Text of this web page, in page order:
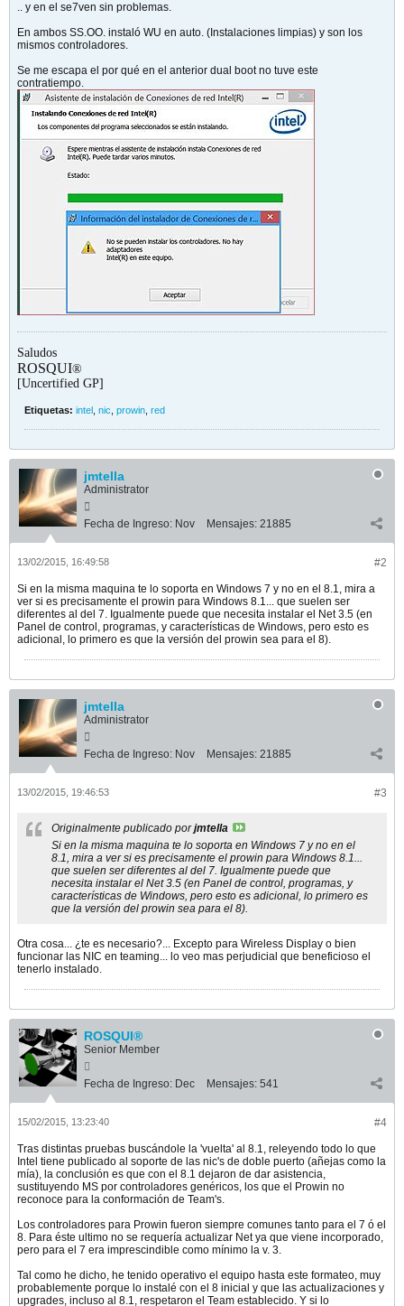
.. y en el se7ven sin problemas.
En ambos SS.OO. instaló WU en auto. (Instalaciones limpias) y son los
mismos controladores.
Se me escapa el por qué en el anterior dual boot no tuve este
contratiempo.
Saludos
ROSQUI®
[Uncertified GP]
Etiquetas: intel nic prowin red
jmtella
Administrator
Fecha de Ingreso: Nov Mensajes: 21885
#2
13/02/2015, 16:49:58
Si en la misma maquina te lo soporta en Windows 7 y no en el 8.1, mira a
ver si es precisamente el prowin para Windows 8.1... que suelen ser
diferentes al del 7. Igualmente puede que necesita instalar el Net 3.5 (en
Panel de control, programas, y características de Windows, pero esto es
adicional, lo primero es que la versión del prowin sea para el 8).
jmtella
Administrator
Fecha de Ingreso: Nov Mensajes: 21885
#3
13/02/2015, 19:46:53
Originalmente publicado porjmtella
Si en la misma maquina te lo soporta en Windows 7 y no en el
8.1, mira a ver si es precisamente el prowin para Windows 8.1...
que suelen ser diferentes al del 7. Igualmente puede que
necesita instalar el Net 3.5 (en Panel de control, programas, y
características de Windows, pero esto es adicional, lo primero es
que la versión del prowin sea para el 8).
Otra cosa... ¿te es necesario?... Excepto para Wireless Display o bien
funcionar las NIC en teaming... lo veo mas perjudicial que beneficioso el
tenerlo instalado.
ROSQUI®
Senior Member
Fecha de Ingreso: Dec Mensajes: 541
#4
15/02/2015, 13:23:40
Tras distintas pruebas buscándole la 'vuelta' al 8.1, releyendo todo lo que
Intel tiene publicado al soporte de las nic's de doble puerto (añejas como la
mía), la conclusión es que con el 8.1 dejaron de dar asistencia,
sustituyendo MS por controladores genéricos, los que el Prowin no
reconoce para la conformación de Team's.
Los controladores para Prowin fueron siempre comunes tanto para el 7 ó el
8. Para éste ultimo no se requería actualizar Net ya que viene incorporado,
pero para el 7 era imprescindible como mínimo la v. 3.
Tal como he dicho, he tenido operativo el equipo hasta este formateo, muy
probablemente porque lo instalé con el 8 inicial y que las actualizaciones y
upgrades, incluso al 8.1, respetaron el Team establecido. Y si lo